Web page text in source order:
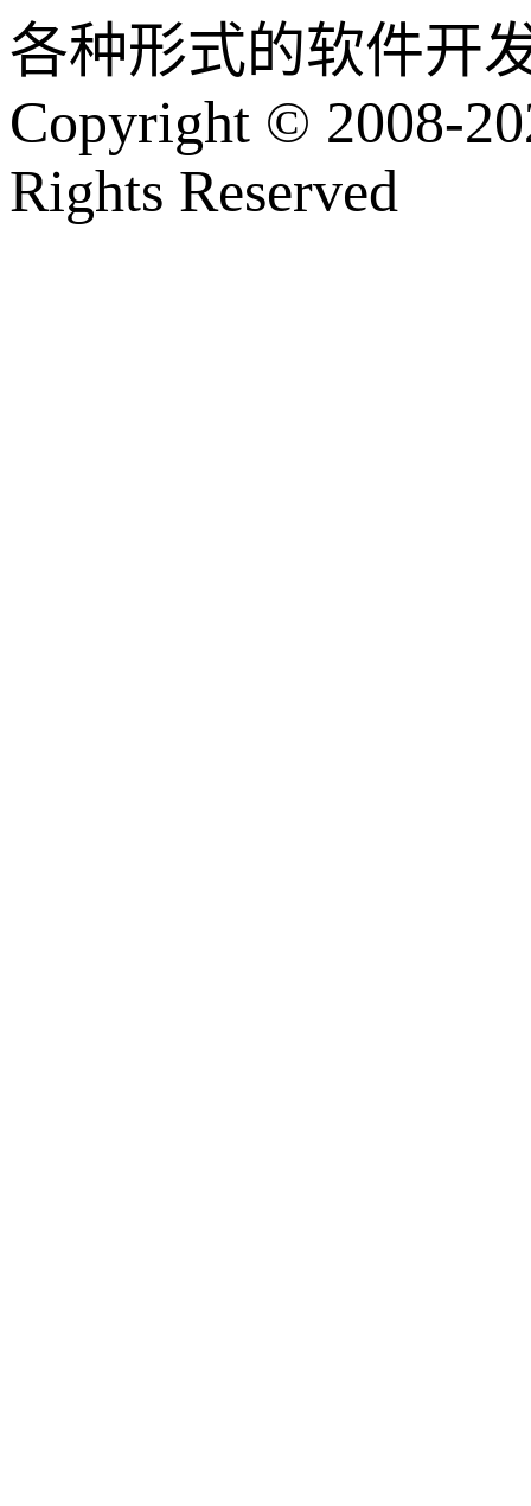
各种形式的软件开
Copyright © 2008-
Rights Reserved